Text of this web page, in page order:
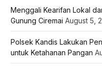
Menggali Kearifan Lokal
Gunung Ciremai August 5,
Polsek Kandis Lakukan
untuk Ketahanan Pangan